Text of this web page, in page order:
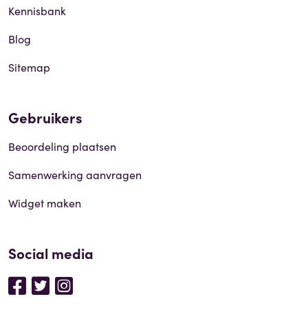
Kennisbank
Blog
Sitemap
Gebruikers
Beoordeling plaatsen
Samenwerking aanvragen
Widget maken
Social media